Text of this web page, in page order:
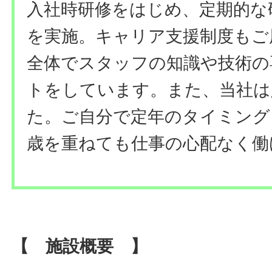
入社時研修をはじめ、定期的
を実施。キャリア支援制度も
全体でスタッフの知識や技術
トをしています。また、当社
た。ご自分で定年のタイミン
歳を重ねても仕事の心配なく
【 施設概要 】